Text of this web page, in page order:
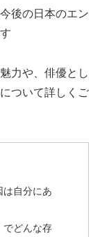
後の日本のエン
力や、俳優とし
ついて詳しくご
は自分にあ
でどんな存